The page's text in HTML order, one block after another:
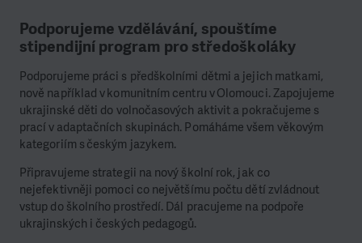
Podporujeme vzdělávání, spouštíme
stipendijní program pro středoškoláky
Podporujeme práci s předškolními dětmi a jejich matkami,
nově například v komunitním centru v Olomouci. Zapojujeme
ukrajinské děti do volnočasových aktivit a pokračujeme s
prací v adaptačních skupinách. Pomáháme všem věkovým
kategoriím s českým jazykem.
Připravujeme strategii na nový školní rok, jak co
nejefektivněji pomoci co největšímu počtu dětí zvládnout
vstup do školního prostředí. Dál pracujeme na podpoře
ukrajinských i českých pedagogů.